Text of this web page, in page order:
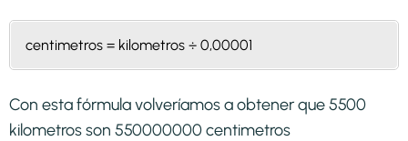
centimetros = kilometros ÷ 0,00001
Con esta fórmula volveríamos a obtener que 5500
kilometros son 550000000 centimetros